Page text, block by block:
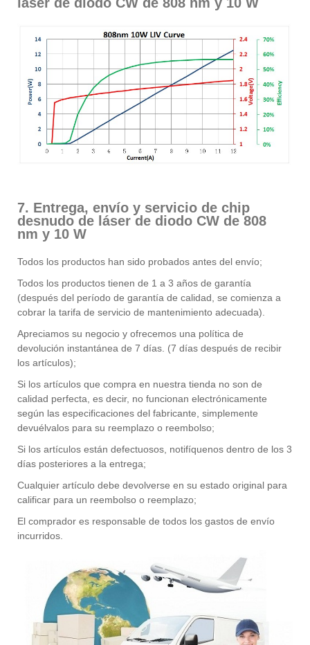
7. Entrega, envío y servicio de chip
desnudo de láser de diodo CW de 808
nm y 10 W
Todos los productos han sido probados antes del envío;
Todos los productos tienen de 1 a 3 años de garantía
(después del período de garantía de calidad, se comienza a
cobrar la tarifa de servicio de mantenimiento adecuada).
Apreciamos su negocio y ofrecemos una política de
devolución instantánea de 7 días. (7 días después de recibir
los artículos);
Si los artículos que compra en nuestra tienda no son de
calidad perfecta, es decir, no funcionan electrónicamente
según las especificaciones del fabricante, simplemente
devuélvalos para su reemplazo o reembolso;
Si los artículos están defectuosos, notifíquenos dentro de los 3
días posteriores a la entrega;
Cualquier artículo debe devolverse en su estado original para
calificar para un reembolso o reemplazo;
El comprador es responsable de todos los gastos de envío
incurridos.